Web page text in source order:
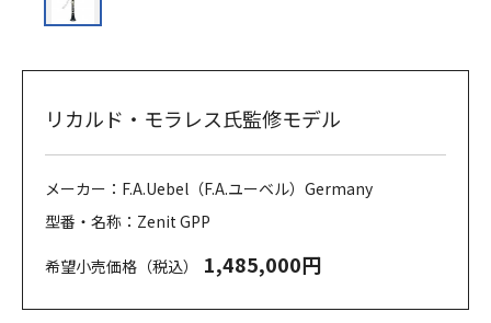
リカルド・モラレス氏監修モデル
メーカー：F.A.Uebel（F.A.ユーベル）Germany
型番・名称：Zenit GPP
希望小売価格（税込） 1,485,000円